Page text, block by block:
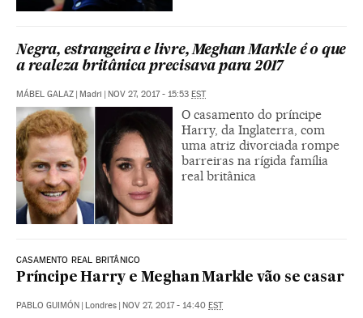
Negra, estrangeira e livre, Meghan Markle é o que
a realeza britânica precisava para 2017
MÁBEL GALAZ | Madri | NOV 27, 2017 - 15:53 EST
O casamento do príncipe
Harry, da Inglaterra, com
uma atriz divorciada rompe
barreiras na rígida família
real britânica
CASAMENTO REAL BRITÂNICO
Príncipe Harry e Meghan Markle vão se casar
PABLO GUIMÓN | Londres | NOV 27, 2017 - 14:40 EST